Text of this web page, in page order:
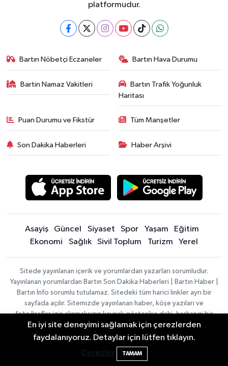
platformudur.
Bartın Nöbetçi Eczaneler Bartın Hava Durumu
Bartin Namaz Vakitleri
Bartın Trafik Yoğunluk
Haritası
Puan Durumu ve Fikstür Tüm Manşetler
Son Dakika Haberleri Haber Arşivi
Asayiş Güncel Siyaset Spor Yaşam
Eğitim
Ekonomi
Sağlık Sivil Toplum Turizm Yerel
Sitede yayınlanan içerik ve yorumlardan yazarları sorumludur.
Yayınlanan yorumlardan Bartın Son Dakika Haberleri | Bartın Haber |
Bartın İnfo sorumlu tutulamaz. Sitedeki tüm harici linkler ayrı bir
sayfada açılır. Sitemizde yayınlanan haber, köşe yazıları ve
fotoğraflar izin alınmaksızın kaynak gösterilse dahi, herhangi bir
ortamda kullanılamaz ve yayınlanamaz
Spor
Güncel
Turizm Eğitim
En iyi site deneyimi sağlamak için çerezlerden
faydalanıyoruz. Detaylar için lütfen tıklayın.
Çerezler
TAMAM
Bartın'da Şafak Operasyonu: 5 Gözaltı, 4
Şüpheli Aranıyor